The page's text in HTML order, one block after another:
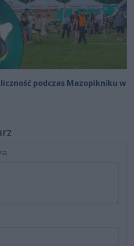
podczas Mazopikniku w